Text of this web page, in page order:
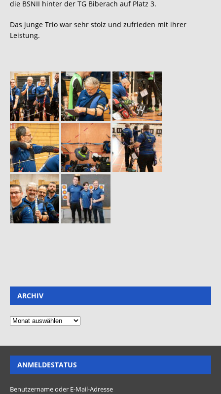
die BSNII hinter der TG Biberach auf Platz 3.
Das junge Trio war sehr stolz und zufrieden mit ihrer
Leistung.
ARCHIV
ANMELDESTATUS
Benutzername oder E-Mail-Adresse